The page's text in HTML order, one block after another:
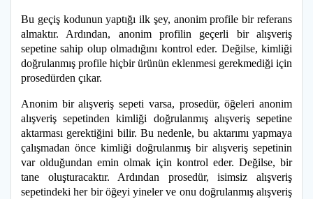
Bu geçiş kodunun yaptığı ilk şey, anonim profile bir referans
almaktır. Ardından, anonim profilin geçerli bir alışveriş
sepetine sahip olup olmadığını kontrol eder. Değilse, kimliği
doğrulanmış profile hiçbir ürünün eklenmesi gerekmediği için
prosedürden çıkar.
Anonim bir alışveriş sepeti varsa, prosedür, öğeleri anonim
alışveriş sepetinden kimliği doğrulanmış alışveriş sepetine
aktarması gerektiğini bilir. Bu nedenle, bu aktarımı yapmaya
çalışmadan önce kimliği doğrulanmış bir alışveriş sepetinin
var olduğundan emin olmak için kontrol eder. Değilse, bir
tane oluşturacaktır. Ardından prosedür, isimsiz alışveriş
sepetindeki her bir öğeyi yineler ve onu doğrulanmış alışveriş